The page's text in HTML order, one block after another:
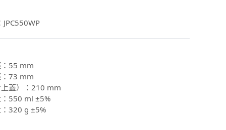
JPC550WP
：55 mm
：73 mm
上蓋）：210 mm
：550 ml ±5%
320 g ±5%